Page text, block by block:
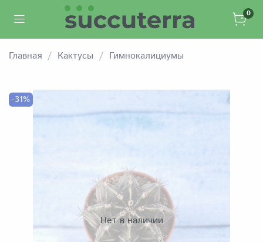
0
Главная Кактусы Гимнокалициумы
Нет в наличии
-31%